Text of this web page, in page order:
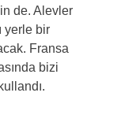
de. Alevler
yerle bir
Fransa
bizi